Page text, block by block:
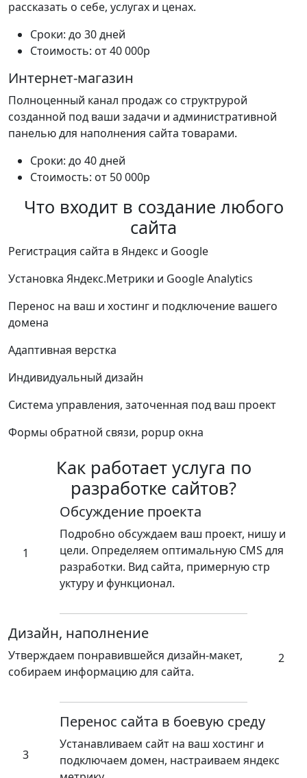
рассказать о себе, услугах и ценах.
Сроки: до 30 дней
Стоимость: от 40 000р
Интернет-магазин
Полноценный канал продаж со структрурой
созданной под ваши задачи и административной
панелью для наполнения сайта товарами.
Сроки: до 40 дней
Стоимость: от 50 000р
Что входит в создание любого
сайта
Регистрация сайта в Яндекс и Google
Установка Яндекс.Метрики и Google Analytics
Перенос на ваш и хостинг и подключение вашего
домена
Адаптивная верстка
Индивидуальный дизайн
Система управления, заточенная под ваш проект
Формы обратной связи, popup окна
Как работает услуга по
разработке сайтов?
1
Обсуждение проекта
Подробно обсуждаем ваш проект, нишу и
цели. Определяем оптимальную CMS для
разработки. Вид сайта, примерную стр
уктуру и функционал.
Дизайн, наполнение
Утверждаем понравившейся дизайн-макет,
собираем информацию для сайта.
2
3
Перенос сайта в боевую среду
Устанавливаем сайт на ваш хостинг и
подключаем домен, настраиваем яндекс